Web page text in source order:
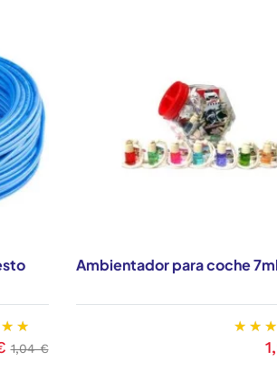
Precio base
1,04 €
Ambientador para coche 7ml